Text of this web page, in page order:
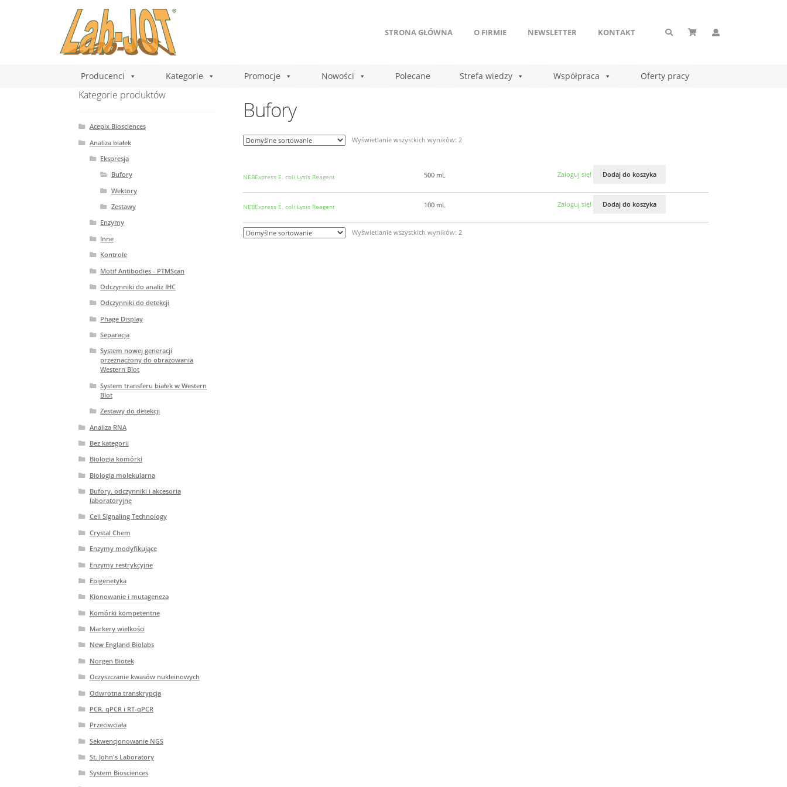
STRONA GŁÓWNA O FIRMIE NEWSLETTER KONTAKT
Producenci Kategorie Promocje Nowości Polecane Strefa wiedzy Współpraca Oferty pracy
Bufory
Wyświetlanie wszystkich wyników: 2
NEBExpress E. coli Lysis Reagent 500 mL Zaloguj się! Dodaj do koszyka
NEBExpress E. coli Lysis Reagent 100 mL Zaloguj się! Dodaj do koszyka
Wyświetlanie wszystkich wyników: 2
Kategorie produktów
Acepix Biosciences
Analiza białek
Ekspresja
Bufory
Wektory
Zestawy
Enzymy
Inne
Kontrole
Motif Antibodies - PTMScan
Odczynniki do analiz IHC
Odczynniki do detekcji
Phage Display
Separacja
System nowej generacji
przeznaczony do obrazowania
Western Blot
System transferu białek w Western
Blot
Zestawy do detekcji
Analiza RNA
Bez kategorii
Biologia komórki
Biologia molekularna
Bufory. odczynniki i akcesoria
laboratoryjne
Cell Signaling Technology
Crystal Chem
Enzymy modyfikujące
Enzymy restrykcyjne
Epigenetyka
Klonowanie i mutageneza
Komórki kompetentne
Markery wielkości
New England Biolabs
Norgen Biotek
Oczyszczanie kwasów nukleinowych
Odwrotna transkrypcja
PCR. qPCR i RT-qPCR
Przeciwciała
Sekwencjonowanie NGS
St. John's Laboratory
System Biosciences